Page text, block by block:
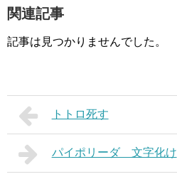
関連記事
記事は見つかりませんでした。
トトロ死す
パイポリーダ 文字化け